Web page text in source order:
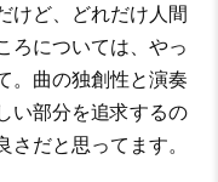
けど、どれだけ人間
ろについては、やっ
。曲の独創性と演奏
い部分を追求するの
だと思ってます。